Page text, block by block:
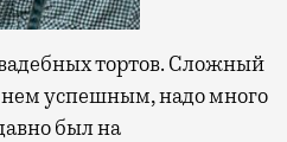
тортов. Сложный
нем успешным, надо много
был на